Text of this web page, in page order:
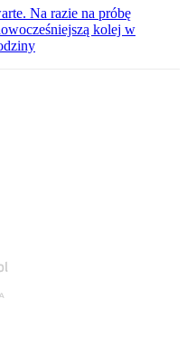
Na razie na próbę
kolej w